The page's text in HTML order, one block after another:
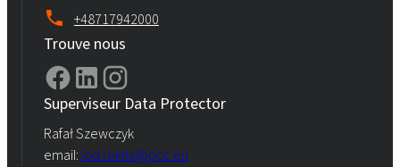
+48717942000
Trouve nous
Superviseur Data Protector
Rafał Szewczyk
email: iod.rokita@pcc.eu